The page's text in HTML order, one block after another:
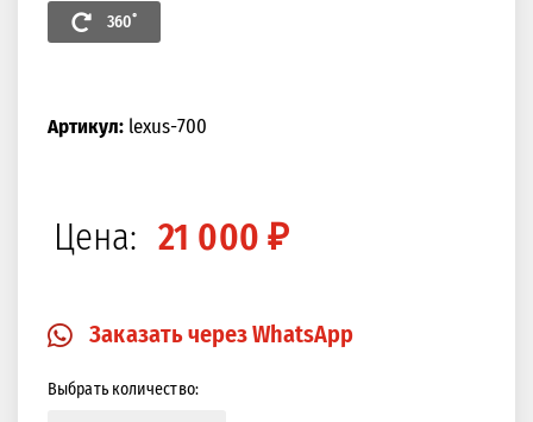
Изображение в 360 градусов
360˚
Артикул:lexus-700
Цена: 21 000 ₽
Заказать через WhatsApp
Выбрать количество: